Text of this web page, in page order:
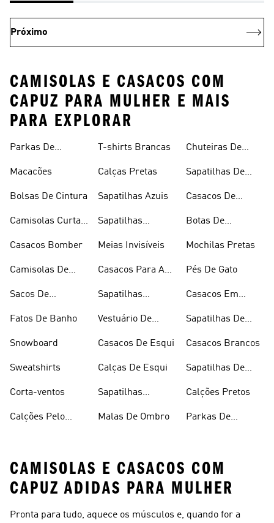
Próximo
CAMISOLAS E CASACOS COM
CAPUZ PARA MULHER E MAIS
PARA EXPLORAR
Parkas De
Macacões
Bolsas De Cintura
Camisolas Curtas
Casacos Bomber
Camisolas De
Sacos De
Fatos De Banho
Snowboard
Sweatshirts
Corta-ventos
Calções Pelo
T-shirts Brancas
Calças Pretas
Sapatilhas Azuis
Sapatilhas
Meias Invisíveis
Casacos Para A
Sapatilhas
Vestuário De
Casacos De Esqui
Calças De Esqui
Sapatilhas
Malas De Ombro
Chuteiras De
Sapatilhas De
Casacos De
Botas De
Mochilas Pretas
Pés De Gato
Casacos Em
Sapatilhas De
Casacos Brancos
Sapatilhas De
Calções Pretos
Parkas De
CAMISOLAS E CASACOS COM
CAPUZ ADIDAS PARA MULHER
Pronta para tudo, aquece os músculos e, quando for a